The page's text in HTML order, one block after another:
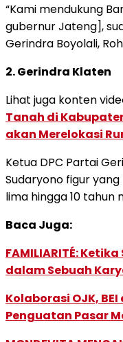
“Kami mendukung
gubernur Jateng],
Gerindra Boyolali,
2. Gerindra Klaten
Lihat juga konten
Tanah di
akan Merelokasi
Ketua DPC Partai
Sudaryono figur
lima hingga 10 tahun
Baca Juga:
FAMILIARITÉ:
dalam Sebuah
Kolaborasi OJK,
Penguatan Pasar